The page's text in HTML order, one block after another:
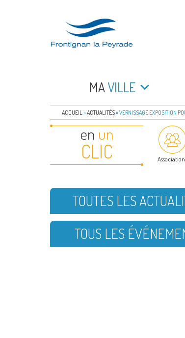
FRONTIGNAN
MAVILLE
ACCUEIL »ACTUALITÉS»VERNISSAGE EXPOSITION
en un
CLIC
TOUTES LES
TOUS LES